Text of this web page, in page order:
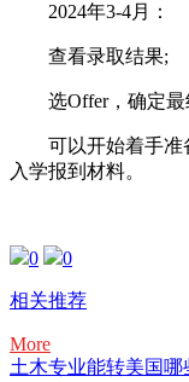
2024年3-4月：
查看录取结果;
选Offer，确定最
可以开始着手准
入学报到材料。
0 0
相关推荐
More
土木专业能转美国哪